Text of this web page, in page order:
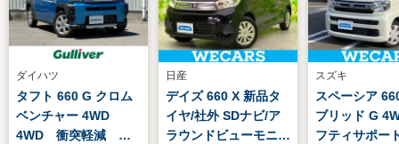
ダイハツ
タフト 660 G クロム
ベンチャー 4WD
4WD 衝突軽減 サ
日産
デイズ 660 X 新品タ
イヤ/社外 SDナビ/ア
ラウンドビューモニタ
スズキ
スペーシア
ブリッド G
フティサポー